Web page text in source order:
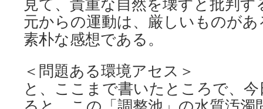
見て、貴重な自然を壊すと批判
元からの運動は、厳しいものが
素朴な感想である。
＜問題ある環境アセス＞
と、ここまで書いたところで、